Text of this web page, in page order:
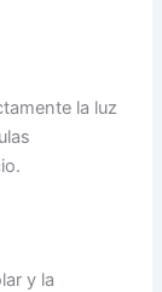
la luz
y la